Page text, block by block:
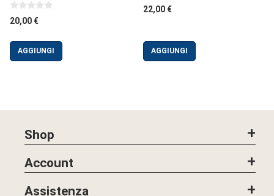
0
s
5
20,00 €
AGGIUNGI
0
s
22,00 €
AGGIUNGI
Shop
Account
Assistenza